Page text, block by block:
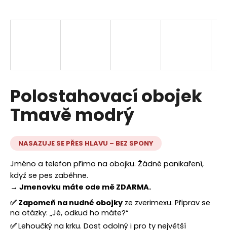
Polostahovací obojek
Tmavě modrý
NASAZUJE SE PŘES HLAVU – BEZ SPONY
Jméno a telefon přímo na obojku. Žádné panikaření,
když se pes zaběhne.
→ Jmenovku máte ode mě ZDARMA.
✅ Zapomeň na nudné obojky ze zverimexu. Připrav se
na otázky: „Jé, odkud ho máte?“
✅Lehoučký na krku. Dost odolný i pro ty největší
j
?
HLEDAT
D
o
p
r
u